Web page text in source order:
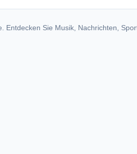
Entdecken Sie Musik, Nachrichten,